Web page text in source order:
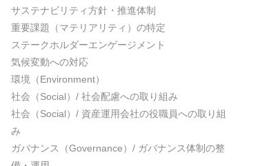
サステナビリティ方針・推進体制
重要課題（マテリアリティ）の特定
ステークホルダーエンゲージメント
気候変動への対応
環境（Environment）
社会（Social）/ 社会配慮への取り組み
社会（Social）/ 資産運用会社の役職員への取り組
み
ガバナンス（Governance）/ ガバナンス体制の整